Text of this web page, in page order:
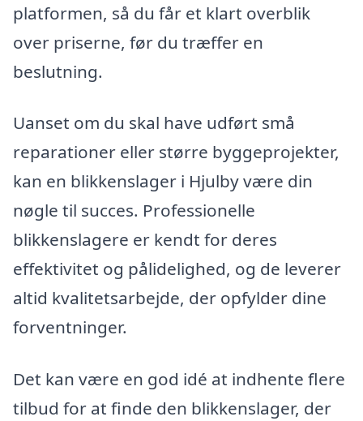
platformen, så du får et klart overblik
over priserne, før du træffer en
beslutning.
Uanset om du skal have udført små
reparationer eller større byggeprojekter,
kan en blikkenslager i Hjulby være din
nøgle til succes. Professionelle
blikkenslagere er kendt for deres
effektivitet og pålidelighed, og de leverer
altid kvalitetsarbejde, der opfylder dine
forventninger.
Det kan være en god idé at indhente flere
tilbud for at finde den blikkenslager, der